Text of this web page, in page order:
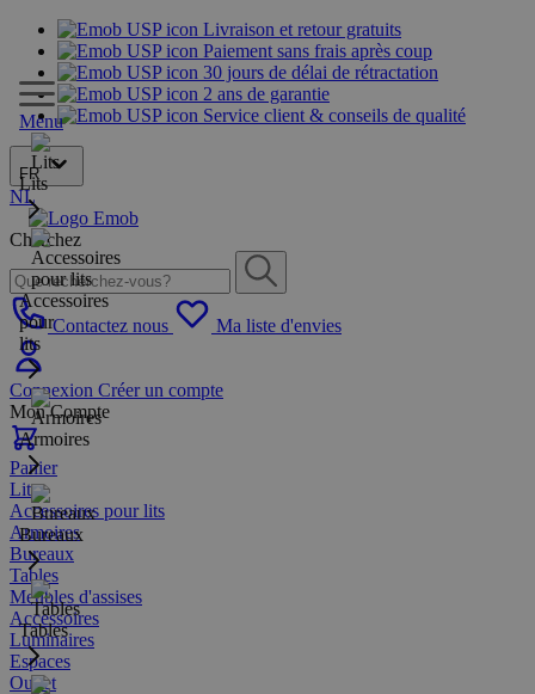
Livraison et retour gratuits
Paiement sans frais après coup
30 jours de délai de rétractation
2 ans de garantie
Service client & conseils de qualité
FR
NL
Cherchez
Contactez nous Ma liste d'envies
Connexion Créer un compte
Mon Compte
Panier
Menu
Lits
Accessoires
pour
lits
Armoires
Bureaux
Tables
Lits
Accessoires pour lits
Armoires
Bureaux
Tables
Meubles d'assises
Accessoires
Luminaires
Espaces
Outlet